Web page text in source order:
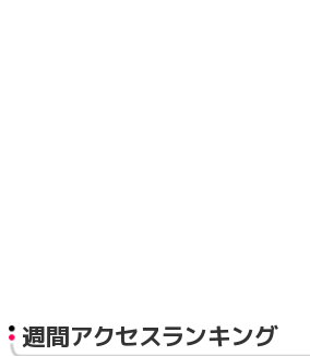
週間アクセスランキング